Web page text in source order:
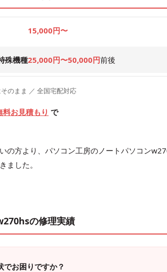
15,000円〜
殊機種25,000円〜50,000円前後
のまま ／ 全国宅配対応
料お見積もり で
の方より、パソコン工房のノートパソコン
ました。
の修理実績
でお困りですか？